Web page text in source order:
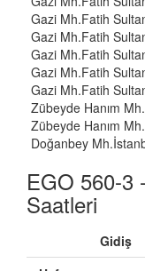
Gazi Mh.Fatih
Gazi Mh.Fatih
Gazi Mh.Fatih
Gazi Mh.Fatih
Gazi Mh.Fatih
Zübeyde Hanım
Zübeyde Hanım
Doğanbey
EGO 560-3
Saatleri
Gidiş